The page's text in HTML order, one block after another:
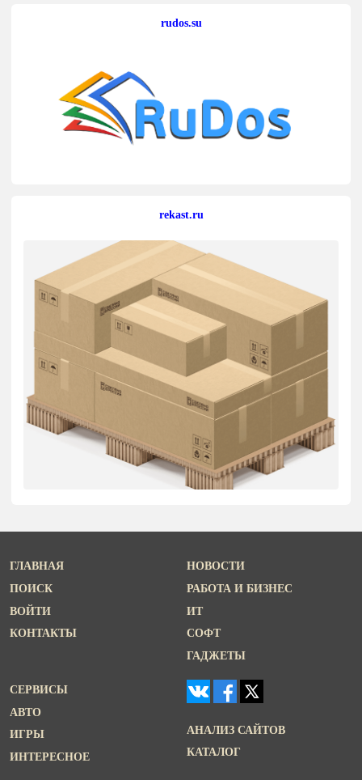
rudos.su
rekast.ru
ГЛАВНАЯ
ПОИСК
ВОЙТИ
КОНТАКТЫ
НОВОСТИ
РАБОТА И БИЗНЕС
ИТ
СОФТ
ГАДЖЕТЫ
СЕРВИСЫ
АВТО
ИГРЫ
ИНТЕРЕСНОЕ
АНАЛИЗ САЙТОВ
КАТАЛОГ